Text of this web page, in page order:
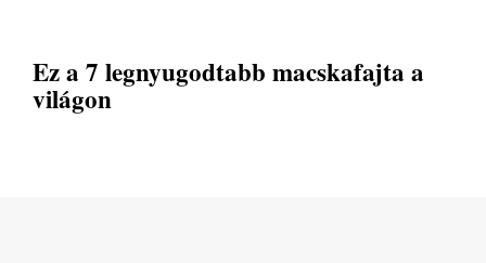
Ez a 7 legnyugodtabb macskafajta a
világon